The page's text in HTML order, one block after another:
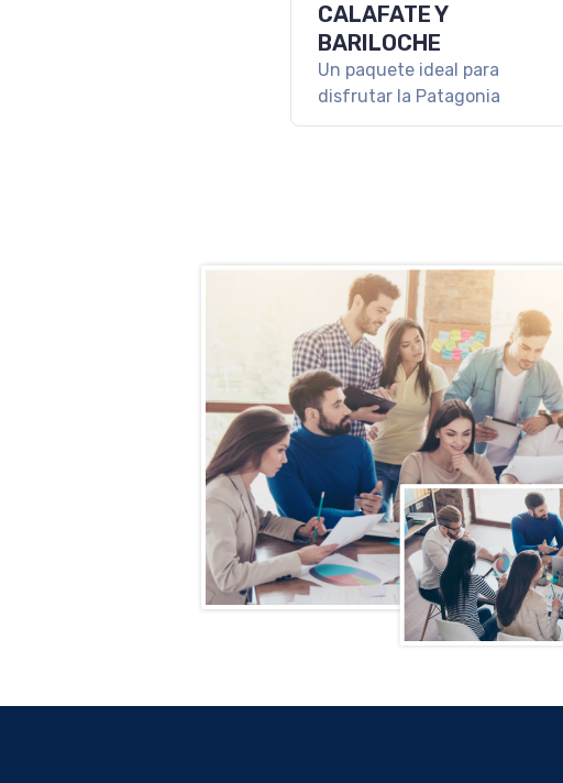
PURMAMARCA
Una escapada para
conocer lo mejor del Norte
Argentino